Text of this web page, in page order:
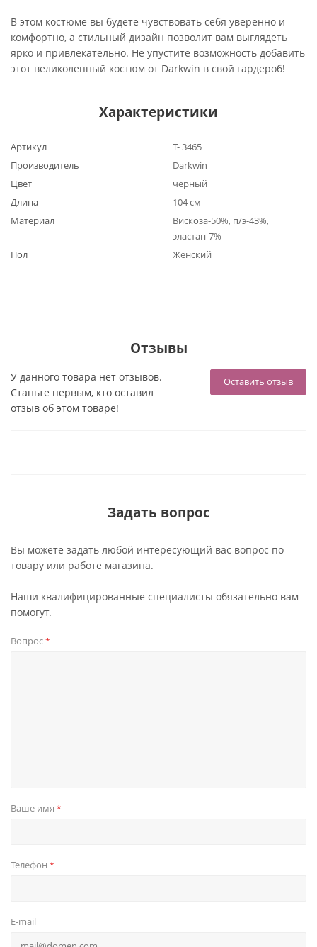
В этом костюме вы будете чувствовать себя уверенно и
комфортно, а стильный дизайн позволит вам выглядеть
ярко и привлекательно. Не упустите возможность добавить
этот великолепный костюм от Darkwin в свой гардероб!
Характеристики
Артикул
Т- 3465
Производитель
Darkwin
Цвет
черный
Длина
104 см
Материал
Вискоза-50%, п/э-43%,
эластан-7%
Пол
Женский
Отзывы
Оставить отзыв
У данного товара нет отзывов.
Станьте первым, кто оставил
отзыв об этом товаре!
Задать вопрос
Вы можете задать любой интересующий вас вопрос по
товару или работе магазина.
Наши квалифицированные специалисты обязательно вам
помогут.
Вопрос*
Ваше имя *
Телефон *
E-mail